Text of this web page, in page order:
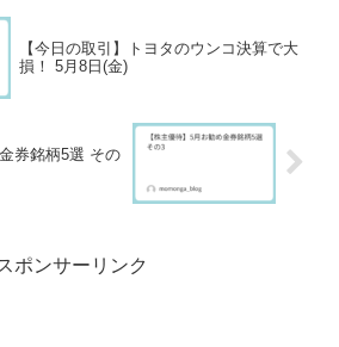
【今日の取引】トヨタのウンコ決算で大
損！ 5月8日(金)
券銘柄5選 その
ポンサーリンク